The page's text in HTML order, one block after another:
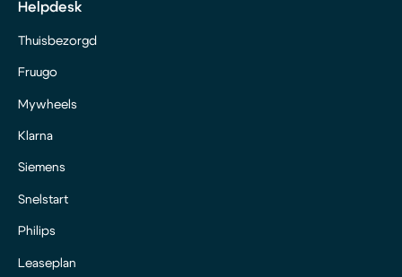
Helpdesk
Thuisbezorgd
Fruugo
Mywheels
Klarna
Siemens
Snelstart
Philips
Leaseplan